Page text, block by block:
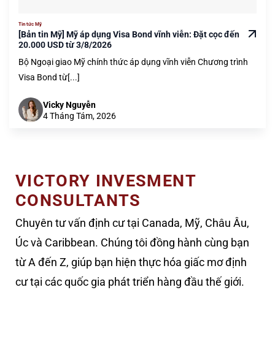
Tin tức Mỹ
[Bản tin Mỹ] Mỹ áp dụng Visa Bond vĩnh viễn: Đặt cọc đến
20.000 USD từ 3/8/2026
Bộ Ngoại giao Mỹ chính thức áp dụng vĩnh viễn Chương trình
Visa Bond từ[...]
Vicky Nguyễn
4 Tháng Tám, 2026
VICTORY INVESMENT
CONSULTANTS
Chuyên tư vấn định cư tại Canada, Mỹ, Châu Âu,
Úc và Caribbean. Chúng tôi đồng hành cùng bạn
từ A đến Z, giúp bạn hiện thực hóa giấc mơ định
cư tại các quốc gia phát triển hàng đầu thế giới.